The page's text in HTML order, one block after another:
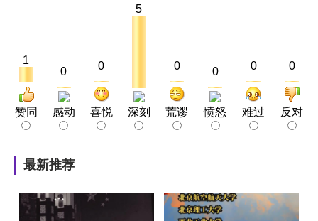
1
赞同
0
感动
0
喜悦
5
深刻
0
荒谬
0
愤怒
0
难过
0
反对
最新推荐